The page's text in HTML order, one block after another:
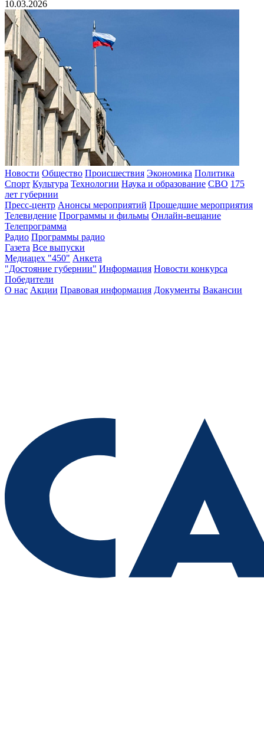
10.03.2026
Новости Общество Происшествия Экономика Политика
Спорт Культура Технологии Наука и образование СВО 175
лет губернии
Пресс-центр Анонсы мероприятий Прошедшие мероприятия
Телевидение Программы и фильмы Онлайн-вещание
Телепрограмма
Радио Программы радио
Газета Все выпуски
Медиацех "450" Анкета
"Достояние губернии" Информация Новости конкурса
Победители
О нас Акции Правовая информация Документы Вакансии